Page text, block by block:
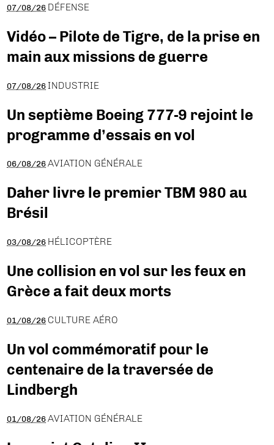
07/08/26 DÉFENSE
Vidéo – Pilote de Tigre, de la prise en
main aux missions de guerre
07/08/26 INDUSTRIE
Un septième Boeing 777-9 rejoint le
programme d’essais en vol
06/08/26 AVIATION GÉNÉRALE
Daher livre le premier TBM 980 au
Brésil
03/08/26 HÉLICOPTÈRE
Une collision en vol sur les feux en
Grèce a fait deux morts
01/08/26 CULTURE AÉRO
Un vol commémoratif pour le
centenaire de la traversée de
Lindbergh
01/08/26 AVIATION GÉNÉRALE